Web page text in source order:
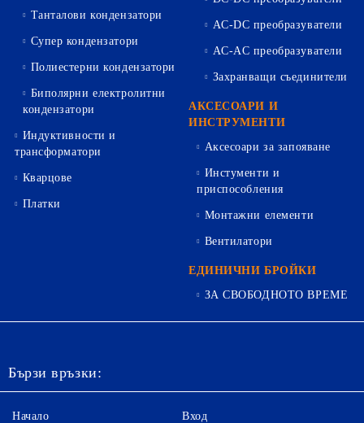
Танталови кондензатори
Супер кондензатори
Полиестерни кондензатори
Биполярни електролитни
кондензатори
Индуктивности и
трансформатори
Кварцове
Платки
AC-DC преобразуватели
AC-AC преобразуватели
Захранващи съединители
АКСЕСОАРИ И
ИНСТРУМЕНТИ
Аксесоари за запояване
Инстументи и
приспособления
Монтажни елементи
Вентилатори
ЕДИНИЧНИ БРОЙКИ
ЗА СВОБОДНОТО ВРЕМЕ
Бързи връзки:
Начало Вход